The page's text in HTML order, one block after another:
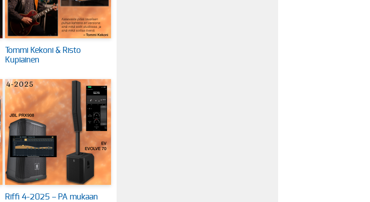
Tommi Kekoni & Risto
Kupiainen
Riffi 4-2025 – PA mukaan